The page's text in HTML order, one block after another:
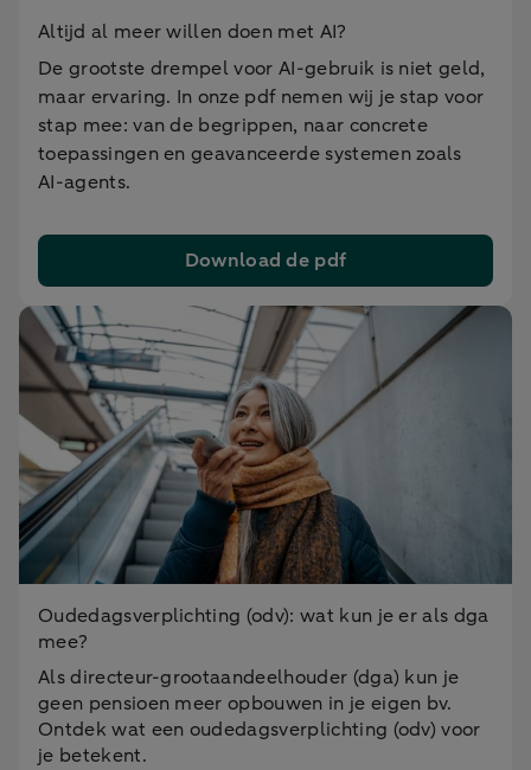
Altijd al meer willen doen met AI?
De grootste drempel voor AI-gebruik is niet geld,
maar ervaring. In onze pdf nemen wij je stap voor
stap mee: van de begrippen, naar concrete
toepassingen en geavanceerde systemen zoals
AI-agents.
Download de pdf
Oudedagsverplichting (odv): wat kun je er als dga
mee?
Als directeur-grootaandeelhouder (dga) kun je
geen pensioen meer opbouwen in je eigen bv.
Ontdek wat een oudedagsverplichting (odv) voor
je betekent.